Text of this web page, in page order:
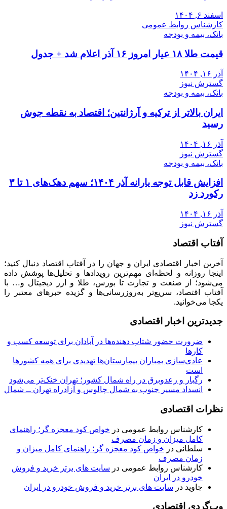
اسفند ۶, ۱۴۰۴
کارشناس روابط عمومی
بانک، بیمه و بودجه
قیمت طلا ۱۸ عیار امروز ۱۶ آذر اعلام شد + جدول
آذر ۱۶, ۱۴۰۴
گسترش نیوز
بانک، بیمه و بودجه
ایران بالاتر از ترکیه و آرژانتین؛ اقتصاد به نقطه جوش
رسید
آذر ۱۶, ۱۴۰۴
گسترش نیوز
بانک، بیمه و بودجه
افزایش قابل توجه یارانه آذر ۱۴۰۴؛ سهم دهک‌های ۱ تا ۳
رکورد زد
آذر ۱۶, ۱۴۰۴
گسترش نیوز
آفتاب اقتصاد
آخرین اخبار اقتصادی ایران و جهان را در آفتاب اقتصاد دنبال کنید؛
اینجا روزانه و لحظه‌ای مهم‌ترین رویدادها و تحلیل‌ها پوشش داده
می‌شود؛ از صنعت و تجارت تا بورس، طلا و ارز دیجیتال و… با
آفتاب اقتصاد، سریع‌تر به‌روزرسانی‌ها و گزیده خبرهای معتبر را
یکجا می‌خوانید.
جدیدترین اخبار اقتصادی
ضرورت حضور شتاب ‌دهنده‌ها در آبادان برای توسعه کسب‌ و
کارها
عادی‌سازی بمباران بیمارستان‌ها تهدیدی برای همه کشورها
است
رگبار و رعدوبرق در راه شمال کشور؛ تهران خنک‌تر می‌شود
انسداد مسیر جنوب به شمال چالوس و آزادراه تهران ــ شمال
نظرات اقتصادی
کارشناس روابط عمومی در خواص کود معجزه گر؛ راهنمای
کامل میزان و زمان مصرف
سلطانی در خواص کود معجزه گر؛ راهنمای کامل میزان و
زمان مصرف
کارشناس روابط عمومی در سایت های برتر خرید و فروش
خودرو در ایران
جاوید در سایت های برتر خرید و فروش خودرو در ایران
وب‌گردی اقتصادی